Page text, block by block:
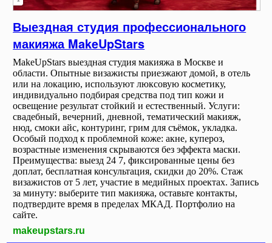
Выездная студия профессионального
макияжа MakeUpStars
MakeUpStars выездная студия макияжа в Москве и
области. Опытные визажисты приезжают домой, в отель
или на локацию, используют люксовую косметику,
индивидуально подбирая средства под тип кожи и
освещение результат стойкий и естественный. Услуги:
свадебный, вечерний, дневной, тематический макияж,
нюд, смоки айс, контуринг, грим для съёмок, укладка.
Особый подход к проблемной коже: акне, купероз,
возрастные изменения скрываются без эффекта маски.
Преимущества: выезд 24 7, фиксированные цены без
доплат, бесплатная консультация, скидки до 20%. Стаж
визажистов от 5 лет, участие в медийных проектах. Запись
за минуту: выберите тип макияжа, оставьте контакты,
подтвердите время в пределах МКАД. Портфолио на
сайте.
makeupstars.ru